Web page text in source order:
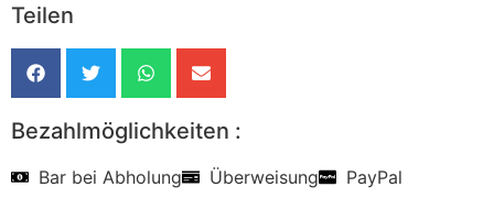
Teilen
Bezahlmöglichkeiten :
Bar bei Abholung Überweisung PayPal